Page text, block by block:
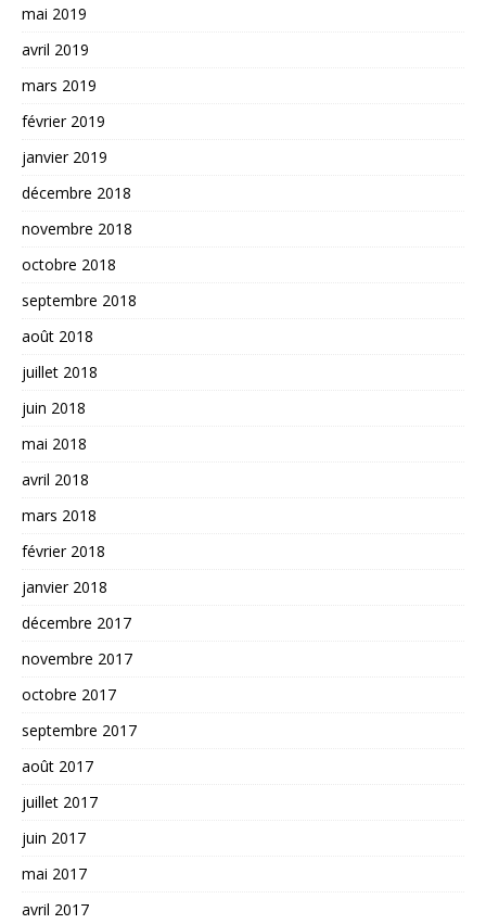
mai 2019
avril 2019
mars 2019
février 2019
janvier 2019
décembre 2018
novembre 2018
octobre 2018
septembre 2018
août 2018
juillet 2018
juin 2018
mai 2018
avril 2018
mars 2018
février 2018
janvier 2018
décembre 2017
novembre 2017
octobre 2017
septembre 2017
août 2017
juillet 2017
juin 2017
mai 2017
avril 2017